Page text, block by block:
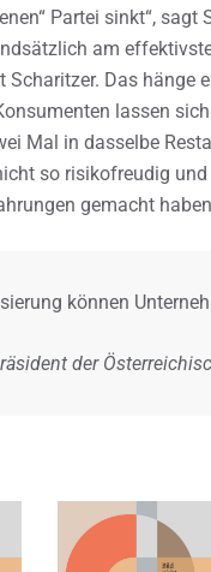
Partei sinkt“,
am
Scharitzer. Das hänge
lassen
Mal in dasselbe
so risikofreudig
gemacht
können
der